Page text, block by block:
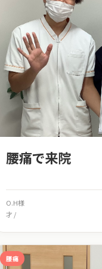
腰痛で来院
O.H様
才 /
腰痛